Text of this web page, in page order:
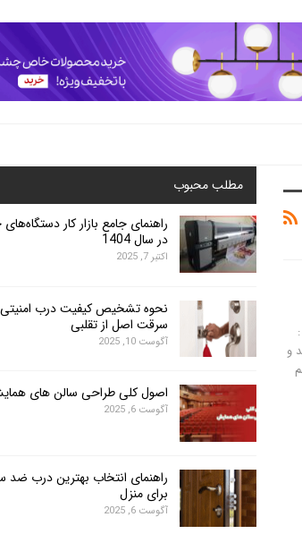
و
مطلب محبوب
راهنمای جامع بازار کار
در سال 1404
اکتبر 7, 2025
نحوه تشخیص کیفیت درب
سرقت اصل از تقلبی
آگوست 10, 2025
اصول کلی طراحی سالن های
آگوست 6, 2025
راهنمای انتخاب بهترین درب
برای منزل
آگوست 6, 2025